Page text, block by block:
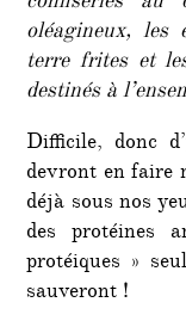
oléagineux, les
terre frites et
destinés à
Difficile, donc
devront en faire
déjà sous nos
des protéines
protéiques »
sauveront !